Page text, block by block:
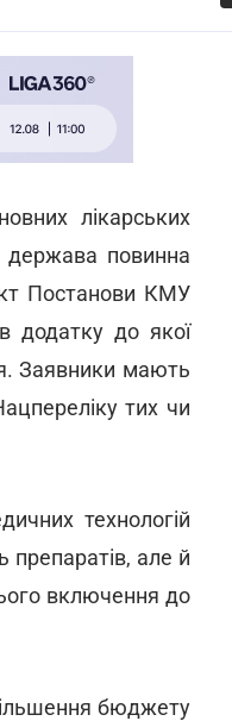
лікарських
держава повинна
Постанови КМУ
додатку до якої
Заявники мають
тих чи
технологій
препаратів, але й
включення до
бюджету